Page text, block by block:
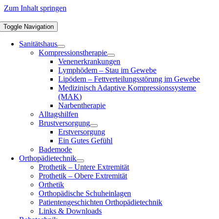
Zum Inhalt springen
Toggle Navigation
Sanitätshaus
Kompressionstherapie
Venenerkrankungen
Lymphödem – Stau im Gewebe
Lipödem – Fettverteilungsstörung im Gewebe
Medizinisch Adaptive Kompressionssysteme
(MAK)
Narbentherapie
Alltagshilfen
Brustversorgung
Erstversorgung
Ein Gutes Gefühl
Bademode
Orthopädietechnik
Prothetik – Untere Extremität
Prothetik – Obere Extremität
Orthetik
Orthopädische Schuheinlagen
Patientengeschichten Orthopädietechnik
Links & Downloads